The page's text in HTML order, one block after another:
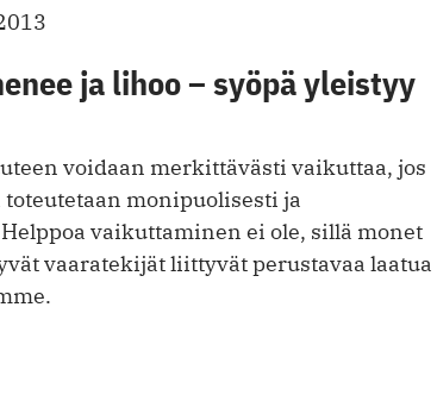
ja lihoo – syöpä yleistyy
voidaan merkittävästi vaikuttaa, jos
monipuolisesti ja
vaikuttaminen ei ole, sillä monet
vaaratekijät liittyvät perustavaa laatua